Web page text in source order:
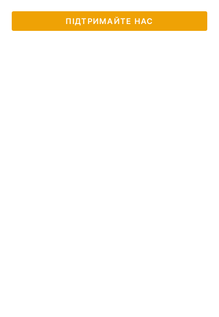
ПІДТРИМАЙТЕ НАС